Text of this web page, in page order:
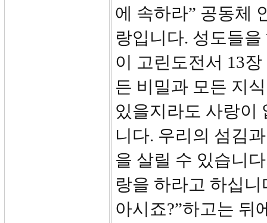
에 속하라” 공동체
랑입니다. 성도들
이 고린도전서 13
든 비밀과 모든 지
있을지라도 사랑이
니다. 우리의 섬김
을 살릴 수 있습니
랑을 하라고 하십
아시죠?”하고는 뒤